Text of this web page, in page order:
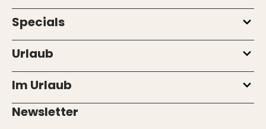
Specials
Urlaub
Im Urlaub
Newsletter